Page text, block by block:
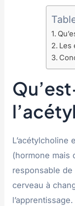
Les
L’acétylcholine
(hormone mais
responsable
cerveau à